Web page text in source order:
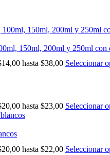
150ml, 200ml y 250ml con
hasta $38,00 Seleccionar
hasta $23,00 Seleccionar
hasta $22,00 Seleccionar